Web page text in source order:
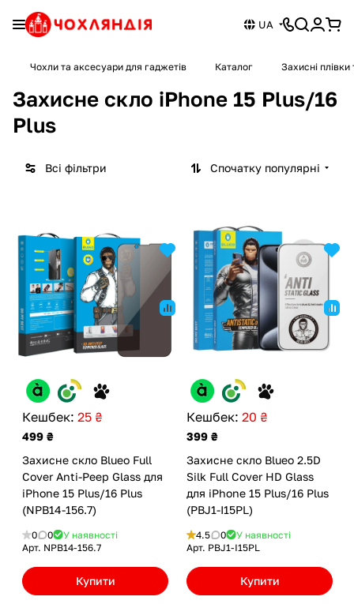
UA
Чохли та аксесуари для гаджетів Каталог Захисні
Захисне скло iPhone 15 Plus/16
Plus
Всі фільтри Спочатку популярні
Кешбек: 25 ₴
499 ₴
Захисне скло Blueo Full
Cover Anti-Peep Glass для
iPhone 15 Plus/16 Plus
(NPB14-156.7)
0 0
У наявності
Арт. NPB14-156.7
Купити
Кешбек: 20 ₴
399 ₴
Захисне скло Blueo 2.5D
Silk Full Cover HD Glass
для iPhone 15 Plus/16 Plus
(PBJ1-I15PL)
4.5 0
У наявності
Арт. PBJ1-I15PL
Купити